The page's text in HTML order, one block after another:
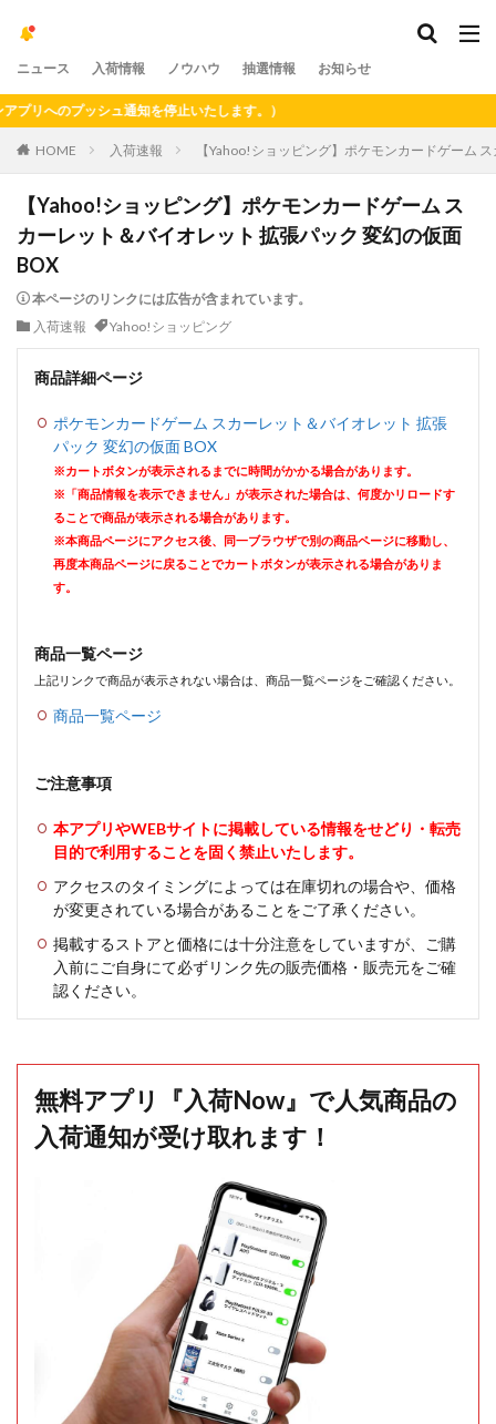
ニュース 入荷情報 ノウハウ 抽選情報 お知らせ
のプッシュ通知を停止いたします。）
HOME 入荷速報 【Yahoo!ショッピング】ポケモンカードゲーム
【Yahoo!ショッピング】ポケモンカードゲーム ス
カーレット＆バイオレット 拡張パック 変幻の仮面
BOX
本ページのリンクには広告が含まれています。
入荷速報
Yahoo!ショッピング
商品詳細ページ
ポケモンカードゲーム スカーレット＆バイオレット 拡張
パック 変幻の仮面 BOX
※カートボタンが表示されるまでに時間がかかる場合があります。
※「商品情報を表示できません」が表示された場合は、何度かリロードす
ることで商品が表示される場合があります。
※本商品ページにアクセス後、同一ブラウザで別の商品ページに移動し、
再度本商品ページに戻ることでカートボタンが表示される場合がありま
す。
商品一覧ページ
上記リンクで商品が表示されない場合は、商品一覧ページをご確認ください。
商品一覧ページ
ご注意事項
本アプリやWEBサイトに掲載している情報をせどり・転売
目的で利用することを固く禁止いたします。
アクセスのタイミングによっては在庫切れの場合や、価格
が変更されている場合があることをご了承ください。
掲載するストアと価格には十分注意をしていますが、ご購
入前にご自身にて必ずリンク先の販売価格・販売元をご確
認ください。
無料アプリ『入荷Now』で人気商品の
入荷通知が受け取れます！